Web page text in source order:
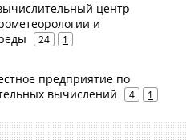
центр
и
24 1
предприятие по
вычислений
4 1